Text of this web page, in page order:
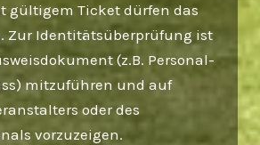
gültigem Ticket dürfen das
Zur Identitätsüberprüfung ist
(z.B. Personal­
mitzuführen und auf
oder des
vorzuzeigen.